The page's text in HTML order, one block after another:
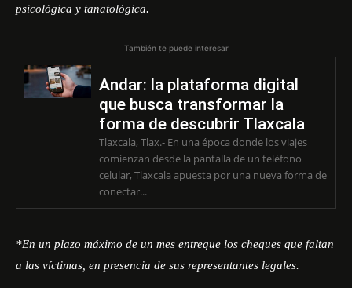
psicológica y tanatológica.
También te puede interesar
Andar: la plataforma digital
que busca transformar la
forma de descubrir Tlaxcala
Tlaxcala, Tlax.- En una época donde los viajes
comienzan desde la pantalla de un teléfono
celular, Tlaxcala apuesta por una nueva forma de
conectar...
*En un plazo máximo de un mes entregue los cheques que faltan
a las víctimas, en presencia de sus representantes legales.